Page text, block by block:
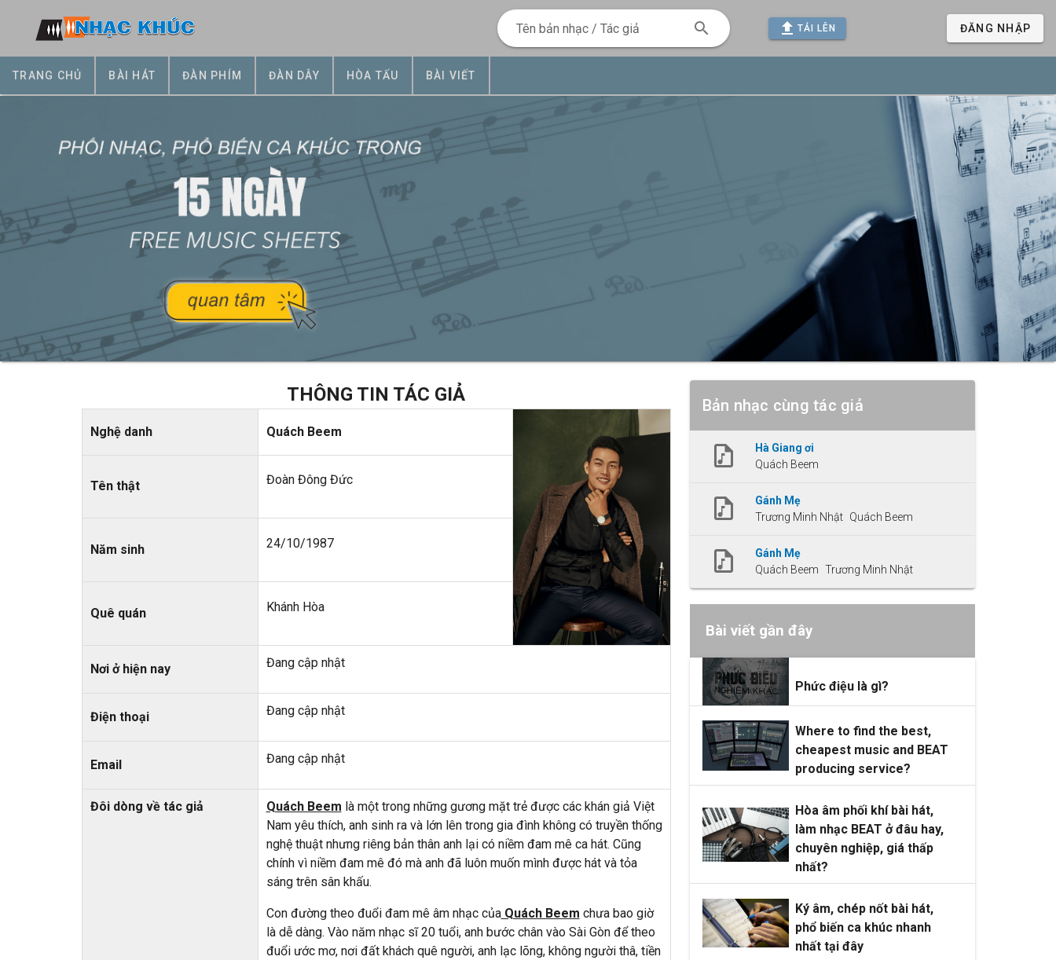
Tên bản nhạc / Tác giả TẢI LÊN ĐĂNG NHẬP
TRANG CHỦ BÀI HÁT ĐÀN PHÍM ĐÀN DÂY HÒA TẤU BÀI VIẾT
THÔNG TIN TÁC GIẢ
Nghệ danh Quách Beem
Tên thật Đoàn Đông Đức
Năm sinh 24/10/1987
Quê quán Khánh Hòa
Nơi ở hiện nay Đang cập nhật
Điện thoại Đang cập nhật
Email Đang cập nhật
Đôi dòng về tác giả Quách Beem là một trong những gương mặt trẻ được các khán giả Việt
Nam yêu thích, anh sinh ra và lớn lên trong gia đình không có truyền thống
nghệ thuật nhưng riêng bản thân anh lại có niềm đam mê ca hát. Cũng
chính vì niềm đam mê đó mà anh đã luôn muốn mình được hát và tỏa
sáng trên sân khấu.
Con đường theo đuổi đam mê âm nhạc củaQuách Beem chưa bao giờ
là dễ dàng. Vào năm nhạc sĩ 20 tuổi, anh bước chân vào Sài Gòn để theo
đuổi ước mơ, nơi đất khách quê người, anh lạc lõng, không người thâ, tiền
Bản nhạc cùng tác giả
Hà Giang ơi
Quách Beem
Gánh Mẹ
Trương Minh Nhật Quách Beem
Gánh Mẹ
Quách Beem Trương Minh Nhật
Bài viết gần đây
Phức điệu là gì?
Where to find the best,
cheapest music and BEAT
producing service?
Hòa âm phối khí bài hát,
làm nhạc BEAT ở đâu hay,
chuyên nghiệp, giá thấp
nhất?
Ký âm, chép nốt bài hát,
phổ biến ca khúc nhanh
nhất tại đây